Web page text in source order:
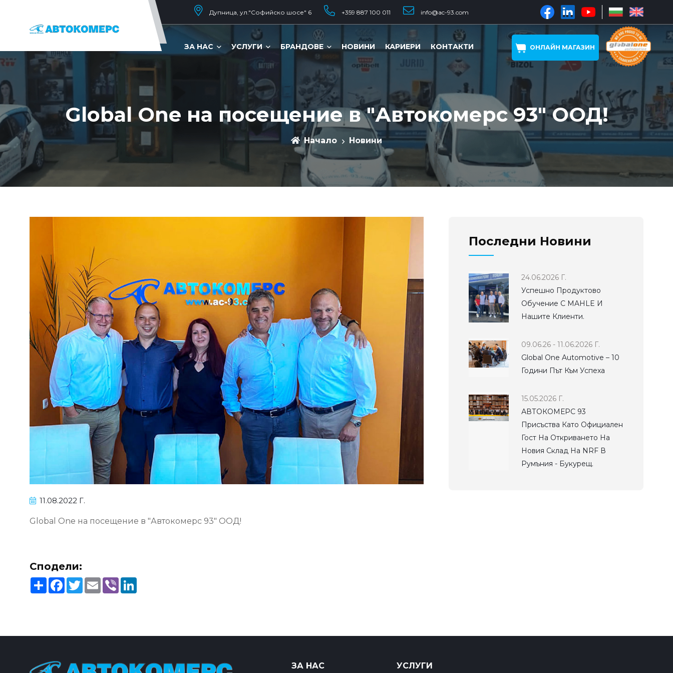
Дупница, ул."Софийско шосе" 6 +359 887 100 011 info@ac-93.com
ЗА НАС УСЛУГИ БРАНДОВЕ НОВИНИ КАРИЕРИ КОНТАКТИ ОНЛАЙН МАГАЗИН
Global One на посещение в "Автокомерс 93" ООД!
Начало Новини
11.08.2022 Г.
Global One на посещение в "Автокомерс 93" ООД!
Сподели:
ShareFacebook
TwitterEmailViber
Последни Новини
24.06.2026 Г.
Успешно Продуктово
Обучение С MAHLE И
Нашите Клиенти.
09.06.26 - 11.06.2026 Г.
Global One Automotive – 10
Години Път Към Успеха
15.05.2026 Г.
АВТОКОМЕРС 93
Присъства Като Официален
Гост На Откриването На
Новия Склад На NRF В
Румъния - Букурещ.
ЗА НАС УСЛУГИ